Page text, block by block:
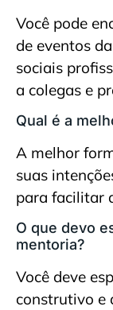
Você pode
de eventos
sociais
a colegas e
Qual é a
A melhor
suas
para facilitar
O que devo
mentoria?
Você deve
construtivo e